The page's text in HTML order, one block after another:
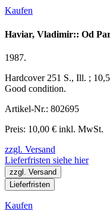
Kaufen
Haviar, Vladimir:: Od
1987.
Hardcover 251 S., Ill. ;
Good condition.
Artikel-Nr.: 802695
Preis: 10,00 € inkl. MwSt.
zzgl. Versand
Lieferfristen siehe hier
zzgl. Versand
Lieferfristen
Kaufen